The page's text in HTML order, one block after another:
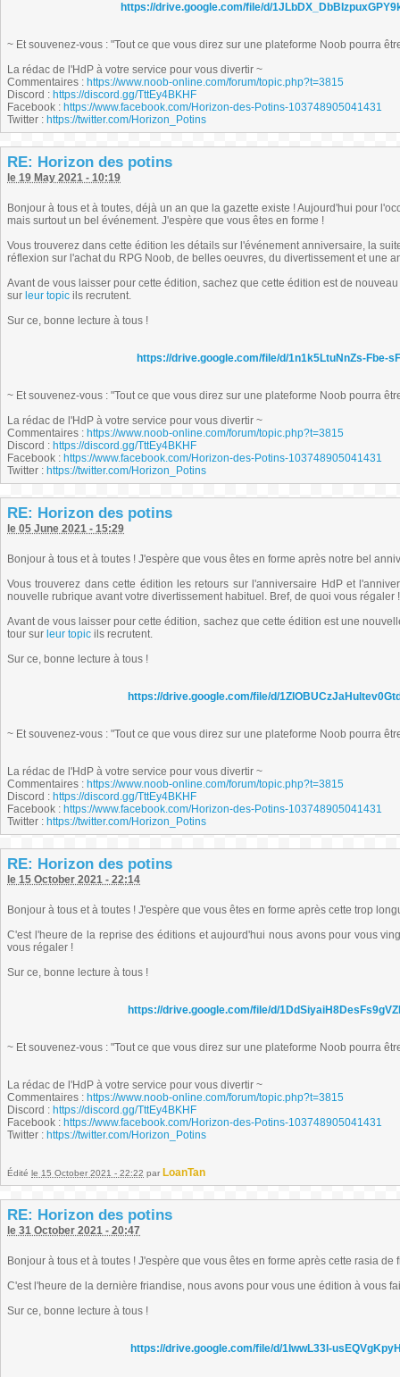
https://drive.google.com/file/d/
~ Et souvenez-vous : "Tout ce que vous direz sur une plateforme Noob pourra
La rédac de l'HdP à votre service pour vous divertir ~
Commentaires : https://www.noob-online.com/forum/topic.php?t=3815
Discord : https://discord.gg/TttEy4BKHF
Facebook : https://www.facebook.com/Horizon-des-Potins-103748905041431
Twitter : https://twitter.com/Horizon_Potins
RE: Horizon des potins
le 19 May 2021 - 10:19
Bonjour à tous et à toutes, déjà un an que la gazette existe ! Aujourd'hui pour
mais surtout un bel événement. J'espère que vous êtes en forme !
Vous trouverez dans cette édition les détails sur l'événement anniversaire, la
réflexion sur l'achat du RPG Noob, de belles oeuvres, du divertissement et une
Avant de vous laisser pour cette édition, sachez que cette édition est de
sur leur topic ils recrutent.
Sur ce, bonne lecture à tous !
https://drive.google.com/file/d/1n1k5LtuNnZs-Fbe-
~ Et souvenez-vous : "Tout ce que vous direz sur une plateforme Noob pourra
La rédac de l'HdP à votre service pour vous divertir ~
Commentaires : https://www.noob-online.com/forum/topic.php?t=3815
Discord : https://discord.gg/TttEy4BKHF
Facebook : https://www.facebook.com/Horizon-des-Potins-103748905041431
Twitter : https://twitter.com/Horizon_Potins
RE: Horizon des potins
le 05 June 2021 - 15:29
Bonjour à tous et à toutes ! J'espère que vous êtes en forme après notre bel
Vous trouverez dans cette édition les retours sur l'anniversaire HdP et
nouvelle rubrique avant votre divertissement habituel. Bref, de quoi vous régaler !
Avant de vous laisser pour cette édition, sachez que cette édition est une
tour sur leur topic ils recrutent.
Sur ce, bonne lecture à tous !
https://drive.google.com/file/d/
~ Et souvenez-vous : "Tout ce que vous direz sur une plateforme Noob pourra
La rédac de l'HdP à votre service pour vous divertir ~
Commentaires : https://www.noob-online.com/forum/topic.php?t=3815
Discord : https://discord.gg/TttEy4BKHF
Facebook : https://www.facebook.com/Horizon-des-Potins-103748905041431
Twitter : https://twitter.com/Horizon_Potins
RE: Horizon des potins
le 15 October 2021 - 22:14
Bonjour à tous et à toutes ! J'espère que vous êtes en forme après cette trop
C'est l'heure de la reprise des éditions et aujourd'hui nous avons pour vous
vous régaler !
Sur ce, bonne lecture à tous !
https://drive.google.com/file/d/
~ Et souvenez-vous : "Tout ce que vous direz sur une plateforme Noob pourra
La rédac de l'HdP à votre service pour vous divertir ~
Commentaires : https://www.noob-online.com/forum/topic.php?t=3815
Discord : https://discord.gg/TttEy4BKHF
Facebook : https://www.facebook.com/Horizon-des-Potins-103748905041431
Twitter : https://twitter.com/Horizon_Potins
Édité le 15 October 2021 - 22:22 par LoanTan
RE: Horizon des potins
le 31 October 2021 - 20:47
Bonjour à tous et à toutes ! J'espère que vous êtes en forme après cette rasia de
C'est l'heure de la dernière friandise, nous avons pour vous une édition à vous
Sur ce, bonne lecture à tous !
https://drive.google.com/file/d/1IwwL33l-